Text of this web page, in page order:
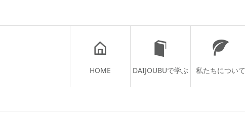
HOME DAIJOUBUで学ぶ 私たちについて